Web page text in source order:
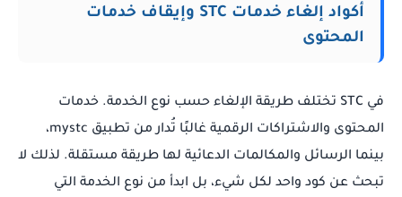
أكواد إلغاء خدمات STC وإيقاف خدمات
المحتوى
في STC تختلف طريقة الإلغاء حسب نوع الخدمة. خدمات
المحتوى والاشتراكات الرقمية غالبًا تُدار من تطبيق mystc،
بينما الرسائل والمكالمات الدعائية لها طريقة مستقلة. لذلك لا
تبحث عن كود واحد لكل شيء، بل ابدأ من نوع الخدمة التي